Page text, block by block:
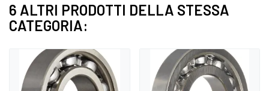
6 ALTRI PRODOTTI DELLA STESSA
CATEGORIA: